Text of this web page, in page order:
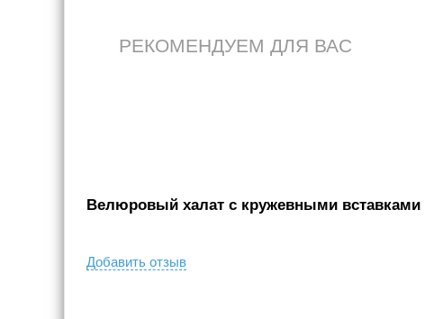
РЕКОМЕНДУЕМ ДЛЯ ВАС
Велюровый халат с кружевными
Добавить отзыв